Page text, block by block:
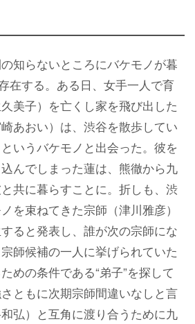
知らないところにバケモノが暮
在する。ある日、女手一人で育
美子）を亡くし家を飛び出した
あおい）は、渋谷を散歩してい
いうバケモノと出会った。彼を
んでしまった蓮は、熊徹から九
共に暮らすことに。折しも、渋
を束ねてきた宗師（津川雅彦）
ると発表し、誰が次の宗師にな
師候補の一人に挙げられていた
めの条件である“弟子”を探して
ともに次期宗師間違いなしと言
弘）と互角に渡り合うために九